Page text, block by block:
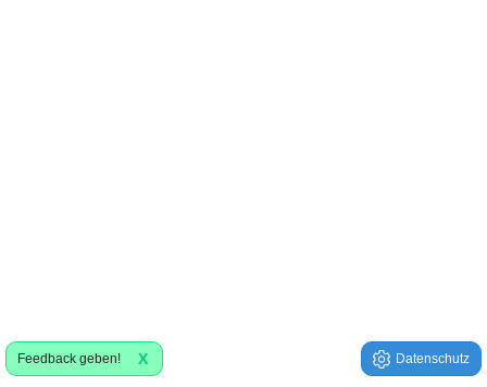
Feedback geben! X Datenschutz